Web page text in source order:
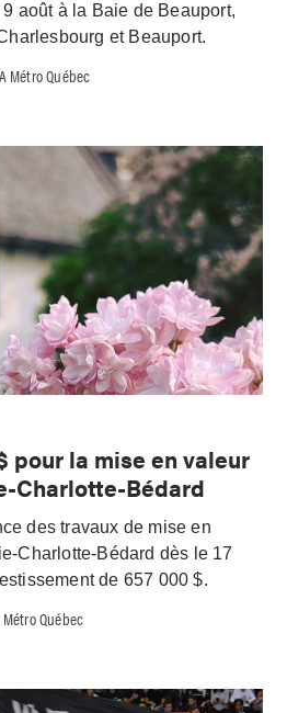
août à la Baie de Beauport,
et Beauport.
Métro Québec
pour la mise en valeur
Charlotte-Bédard
des travaux de mise en
Charlotte-Bédard dès le 17
de 657 000 $.
Québec